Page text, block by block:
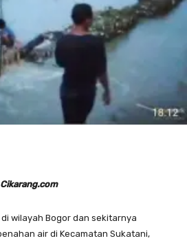
wilayah Bogor dan sekitarnya
air di Kecamatan Sukatani,